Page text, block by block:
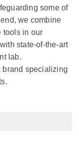
some of
we combine
tools in our
state-of-the-art
lab.
brand specializing